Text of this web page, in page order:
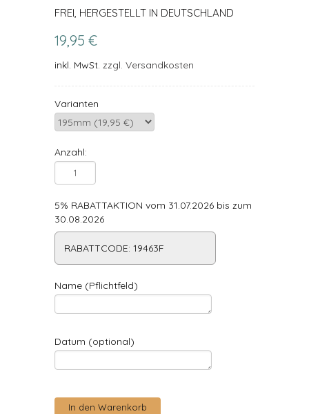
FREI, HERGESTELLT IN DEUTSCHLAND
19,95 €
inkl. MwSt. zzgl. Versandkosten
Varianten
Anzahl:
5% RABATTAKTION vom 31.07.2026 bis zum
30.08.2026
RABATTCODE: 19463F
Name (Pflichtfeld)
Datum (optional)